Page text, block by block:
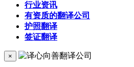
行业资讯
有资质的翻译公司
护照翻译
签证翻译
×